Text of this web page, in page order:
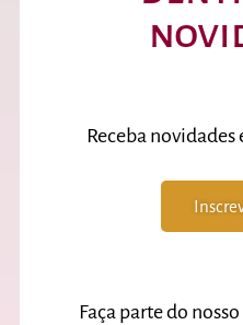
Receba novidades
Faça parte do